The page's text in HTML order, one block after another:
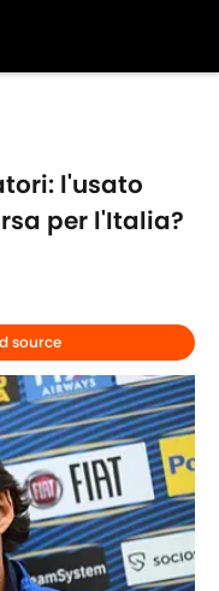
l'usato
per l'Italia?
source